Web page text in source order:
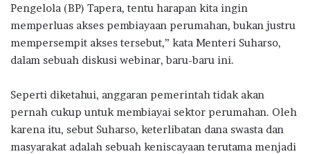
Pengelola (BP) Tapera, tentu harapan kita ingin
memperluas akses pembiayaan perumahan, bukan justru
mempersempit akses tersebut,” kata Menteri Suharso,
dalam sebuah diskusi webinar, baru-baru ini.
Seperti diketahui, anggaran pemerintah tidak akan
pernah cukup untuk membiayai sektor perumahan. Oleh
karena itu, sebut Suharso, keterlibatan dana swasta dan
masyarakat adalah sebuah keniscayaan terutama menjadi